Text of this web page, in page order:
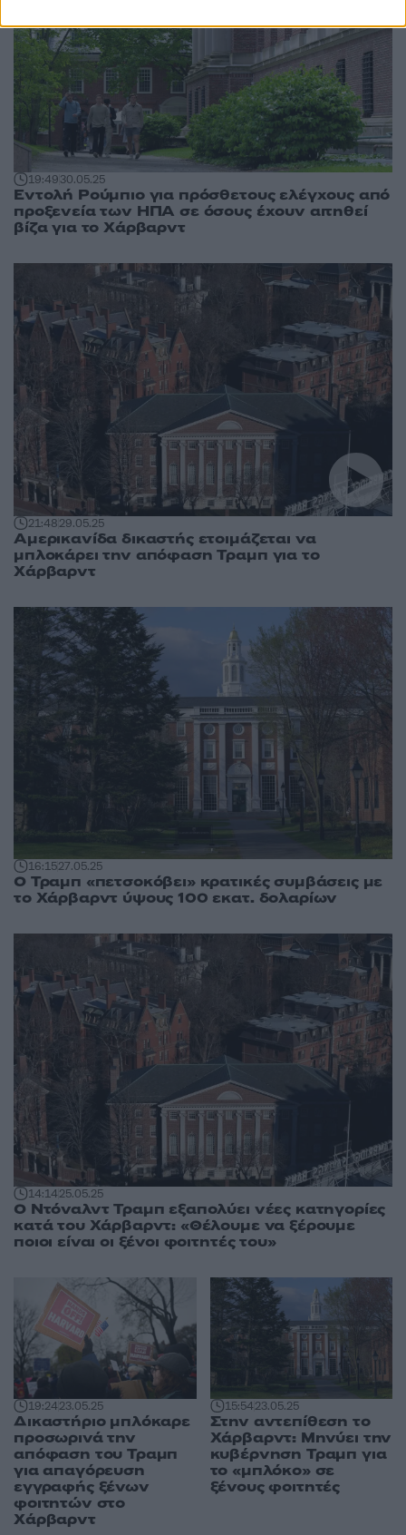
19:4930.05.25
Εντολή Ρούμπιο για πρόσθετους ελέγχους από
προξενεία των ΗΠΑ σε όσους έχουν αιτηθεί
βίζα για το Χάρβαρντ
21:4829.05.25
Αμερικανίδα δικαστής ετοιμάζεται να
μπλοκάρει την απόφαση Τραμπ για το
Χάρβαρντ
16:1527.05.25
Ο Τραμπ «πετσοκόβει» κρατικές συμβάσεις με
το Χάρβαρντ ύψους 100 εκατ. δολαρίων
14:1425.05.25
Ο Ντόναλντ Τραμπ εξαπολύει νέες κατηγορίες
κατά του Χάρβαρντ: «Θέλουμε να ξέρουμε
ποιοι είναι οι ξένοι φοιτητές του»
19:2423.05.25
Δικαστήριο μπλόκαρε
προσωρινά την
απόφαση του Τραμπ
για απαγόρευση
εγγραφής ξένων
φοιτητών στο
Χάρβαρντ
15:5423.05.25
Στην αντεπίθεση το
Χάρβαρντ: Μηνύει την
κυβέρνηση Τραμπ για
το «μπλόκο» σε
ξένους φοιτητές